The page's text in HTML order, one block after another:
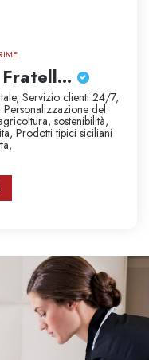
Servizio clienti 24/7,
Personalizzazione del
sostenibilità,
Prodotti tipici siciliani